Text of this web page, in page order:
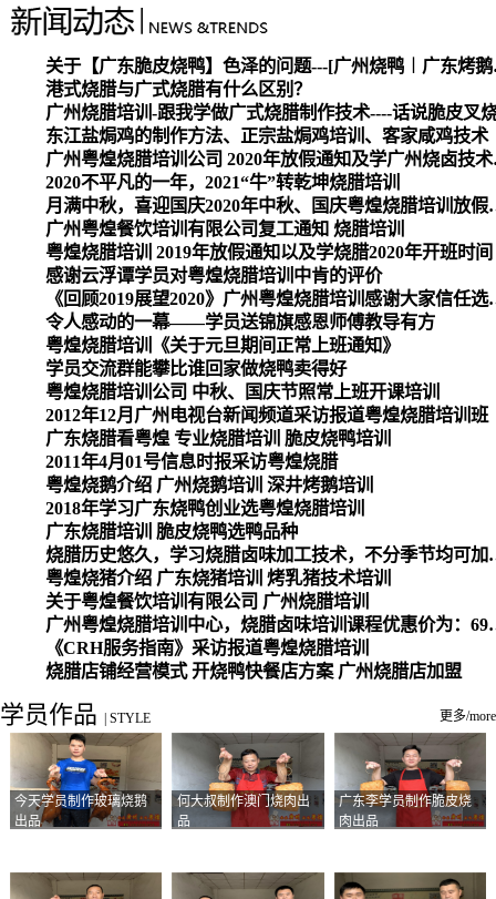
关于【广
港式烧腊与广式烧腊有什么区别？
广州烧腊培训-跟我学做广式烧腊制作技术----话说脆皮叉
东江盐焗鸡的制作方法、正宗盐焗鸡培训、客家咸鸡技术
广州粤煌
2020不平凡的一年，2021“牛”转乾坤烧腊培训
月满中秋，喜迎
广州粤煌餐饮培训有限公司复工通知 烧腊培训
粤煌烧腊培训 2019年放假通知以及学烧腊2020年开班时间
感谢云浮谭学员对粤煌烧腊培训中肯的评价
《回顾2019展望
令人感动的一幕——学员送锦旗感恩师傅教导有方
粤煌烧腊培训《关于元旦期间正常上班通知》
学员交流群能攀比谁回家做烧鸭卖得好
粤煌烧腊培训公司 中秋、国庆节照常上班开课培训
2012年12月广州电视台新闻频道采访报道粤煌烧腊培训班
广东烧腊看粤煌 专业烧腊培训 脆皮烧鸭培训
2011年4月01号信息时报采访粤煌烧腊
粤煌烧鹅介绍 广州烧鹅培训 深井烤鹅培训
2018年学习广东烧鸭创业选粤煌烧腊培训
广东烧腊培训 脆皮烧鸭选鸭品种
烧腊历史悠久，学习
粤煌烧猪介绍 广东烧猪培训 烤乳猪技术培训
关于粤煌餐饮培训有限公司 广州烧腊培训
广州粤煌烧腊培训中心，烧腊卤味培训课程优惠价为：6980元
《CRH服务指南》采访报道粤煌烧腊培训
烧腊店铺经营模式 开烧鸭快餐店方案 广州烧腊店加盟
学员作品 STYLE 更多/more
今天学员制作玻璃烧鹅
出品
何大叔制作澳门烧肉出
品
广东李学员制作脆皮烧
肉出品